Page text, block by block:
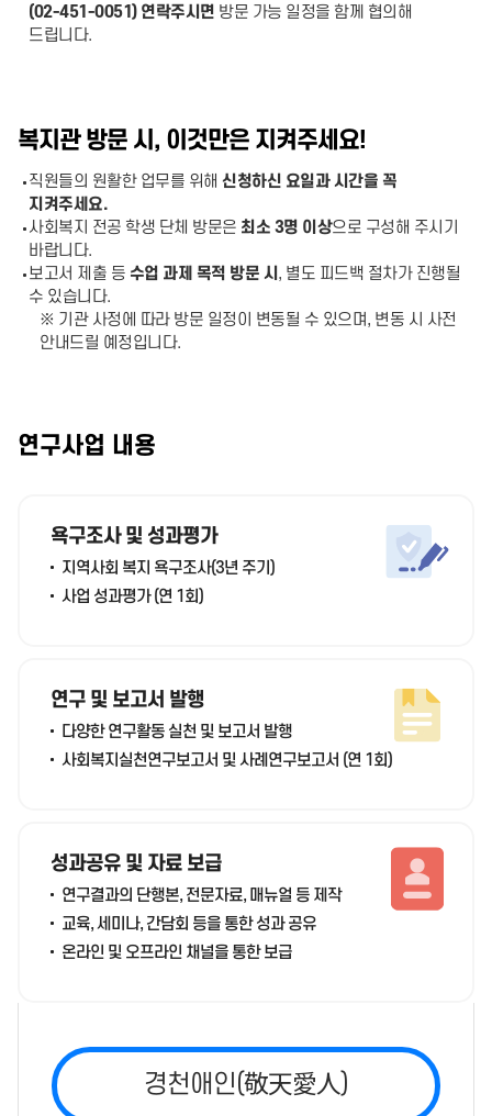
(02-451-0051) 연락주시면 방문 가능 일정을 함께 협의해
드립니다.
복지관 방문 시, 이것만은 지켜주세요!
직원들의 원활한 업무를 위해 신청하신 요일과 시간을 꼭
지켜주세요.
사회복지 전공 학생 단체 방문은 최소 3명 이상으로 구성해 주시기
바랍니다.
보고서 제출 등 수업 과제 목적 방문 시 , 별도 피드백 절차가 진행될
수 있습니다.
※ 기관 사정에 따라 방문 일정이 변동될 수 있으며, 변동 시 사전
안내드릴 예정입니다.
연구사업 내용
욕구조사 및 성과평가
지역사회 복지 욕구조사(3년 주기)
사업 성과평가 (연 1회)
연구 및 보고서 발행
다양한 연구활동 실천 및 보고서 발행
사회복지실천연구보고서 및 사례연구보고서 (연 1회)
성과공유 및 자료 보급
연구결과의 단행본, 전문자료, 매뉴얼 등 제작
교육, 세미나, 간담회 등을 통한 성과 공유
온라인 및 오프라인 채널을 통한 보급
경천애인(敬天愛人)